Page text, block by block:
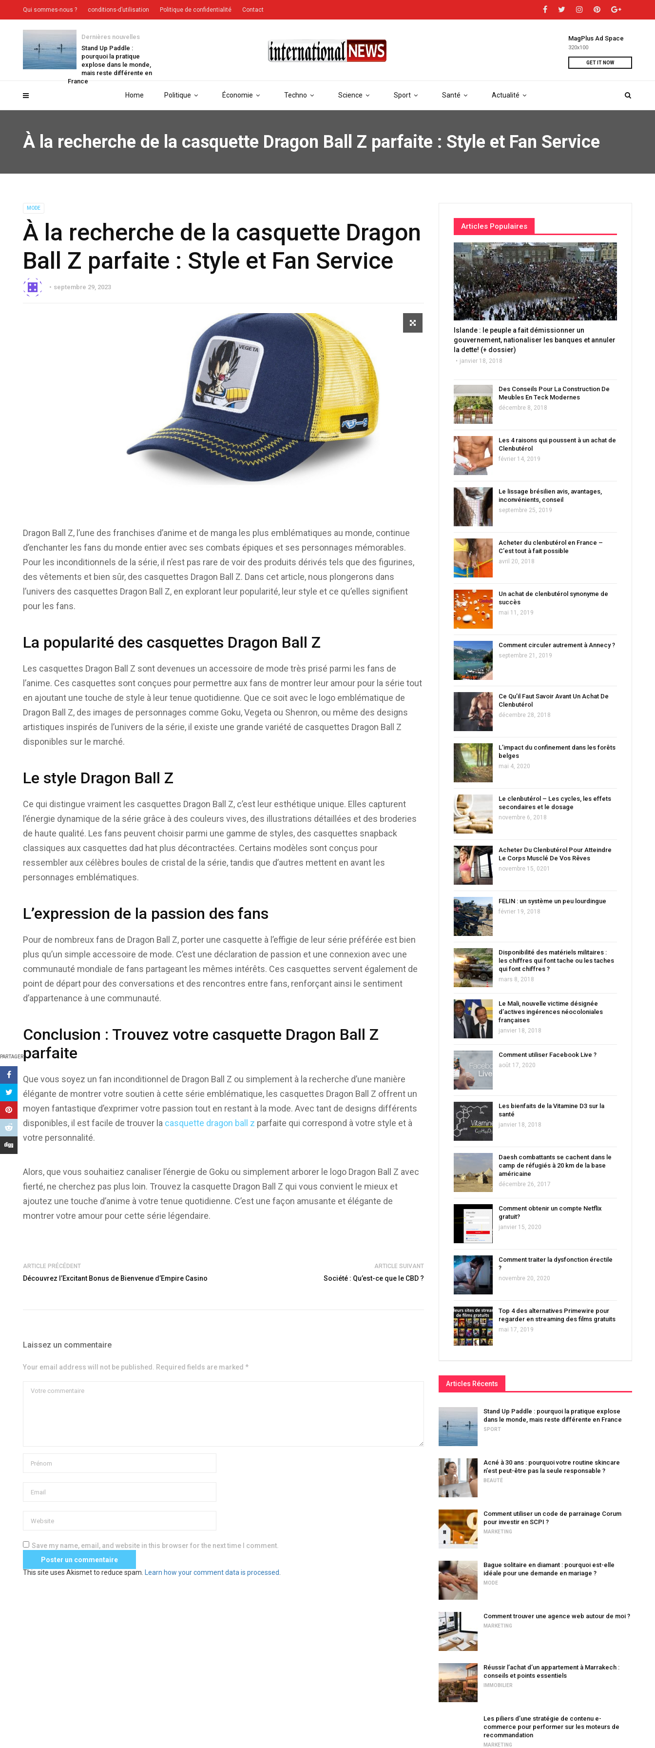
Home Politique Économie Techno Science Sport Santé Actualité
MagPlus Ad Space
320x100
GET IT NOW
Dernières nouvelles
Stand Up Paddle :
pourquoi la pratique
explose dans le monde,
mais reste différente en
France
Qui sommes-nous ? conditions-d’utilisation Politique de confidentialité Contact
À la recherche de la casquette Dragon Ball Z parfaite : Style et Fan Service
MODE
À la recherche de la casquette Dragon
Ball Z parfaite : Style et Fan Service
septembre 29, 2023
PARTAGER
Dragon Ball Z, l’une des franchises d’anime et de manga les plus emblématiques au monde, continue
d’enchanter les fans du monde entier avec ses combats épiques et ses personnages mémorables.
Pour les inconditionnels de la série, il n’est pas rare de voir des produits dérivés tels que des figurines,
des vêtements et bien sûr, des casquettes Dragon Ball Z. Dans cet article, nous plongerons dans
l’univers des casquettes Dragon Ball Z, en explorant leur popularité, leur style et ce qu’elles signifient
pour les fans.
La popularité des casquettes Dragon Ball Z
Les casquettes Dragon Ball Z sont devenues un accessoire de mode très prisé parmi les fans de
l’anime. Ces casquettes sont conçues pour permettre aux fans de montrer leur amour pour la série tout
en ajoutant une touche de style à leur tenue quotidienne. Que ce soit avec le logo emblématique de
Dragon Ball Z, des images de personnages comme Goku, Vegeta ou Shenron, ou même des designs
artistiques inspirés de l’univers de la série, il existe une grande variété de casquettes Dragon Ball Z
disponibles sur le marché.
Le style Dragon Ball Z
Ce qui distingue vraiment les casquettes Dragon Ball Z, c’est leur esthétique unique. Elles capturent
l’énergie dynamique de la série grâce à des couleurs vives, des illustrations détaillées et des broderies
de haute qualité. Les fans peuvent choisir parmi une gamme de styles, des casquettes snapback
classiques aux casquettes dad hat plus décontractées. Certains modèles sont conçus pour
ressembler aux célèbres boules de cristal de la série, tandis que d’autres mettent en avant les
personnages emblématiques.
L’expression de la passion des fans
Pour de nombreux fans de Dragon Ball Z, porter une casquette à l’effigie de leur série préférée est bien
plus qu’un simple accessoire de mode. C’est une déclaration de passion et une connexion avec une
communauté mondiale de fans partageant les mêmes intérêts. Ces casquettes servent également de
point de départ pour des conversations et des rencontres entre fans, renforçant ainsi le sentiment
d’appartenance à une communauté.
Conclusion : Trouvez votre casquette Dragon Ball Z
parfaite
Que vous soyez un fan inconditionnel de Dragon Ball Z ou simplement à la recherche d’une manière
élégante de montrer votre soutien à cette série emblématique, les casquettes Dragon Ball Z offrent un
moyen fantastique d’exprimer votre passion tout en restant à la mode. Avec tant de designs différents
disponibles, il est facile de trouver la casquette dragon ball z parfaite qui correspond à votre style et à
votre personnalité.
Alors, que vous souhaitiez canaliser l’énergie de Goku ou simplement arborer le logo Dragon Ball Z avec
fierté, ne cherchez pas plus loin. Trouvez la casquette Dragon Ball Z qui vous convient le mieux et
ajoutez une touche d’anime à votre tenue quotidienne. C’est une façon amusante et élégante de
montrer votre amour pour cette série légendaire.
ARTICLE PRÉCÉDENT
Découvrez l’Excitant Bonus de Bienvenue d’Empire Casino
ARTICLE SUIVANT
Société : Qu’est-ce que le CBD ?
Laissez un commentaire
Your email address will not be published. Required fields are marked *
Save my name, email, and website in this browser for the next time I comment.
This site uses Akismet to reduce spam. Learn how your comment data is processed
Articles Populaires
Islande : le peuple a fait démissionner un
gouvernement, nationaliser les banques et annuler
la dette! (+ dossier)
janvier 18, 2018
Des Conseils Pour La Construction De
Meubles En Teck Modernes
décembre 8, 2018
Les 4 raisons qui poussent à un achat de
Clenbutérol
février 14, 2019
Le lissage brésilien avis, avantages,
inconvénients, conseil
septembre 25, 2019
Acheter du clenbutérol en France –
C’est tout à fait possible
avril 20, 2018
Un achat de clenbutérol synonyme de
succès
mai 11, 2019
Comment circuler autrement à Annecy ?
septembre 21, 2019
Ce Qu’il Faut Savoir Avant Un Achat De
Clenbutérol
décembre 28, 2018
L’impact du confinement dans les forêts
belges
mai 4, 2020
Le clenbutérol – Les cycles, les effets
secondaires et le dosage
novembre 6, 2018
Acheter Du Clenbutérol Pour Atteindre
Le Corps Musclé De Vos Rêves
novembre 15, 0201
FELIN : un système un peu lourdingue
février 19, 2018
Disponibilité des matériels militaires :
les chiffres qui font tache ou les taches
qui font chiffres ?
mars 8, 2018
Le Mali, nouvelle victime désignée
d’actives ingérences néocoloniales
françaises
janvier 18, 2018
Comment utiliser Facebook Live ?
août 17, 2020
Les bienfaits de la Vitamine D3 sur la
santé
janvier 18, 2018
Daesh combattants se cachent dans le
camp de réfugiés à 20 km de la base
américaine
décembre 26, 2017
Comment obtenir un compte Netflix
gratuit?
janvier 15, 2020
Comment traiter la dysfonction érectile
?
novembre 20, 2020
Top 4 des alternatives Primewire pour
regarder en streaming des films gratuits
mai 17, 2019
Articles Récents
Stand Up Paddle : pourquoi la pratique explose
dans le monde, mais reste différente en France
SPORT
Acné à 30 ans : pourquoi votre routine skincare
n’est peut-être pas la seule responsable ?
BEAUTÉ
Comment utiliser un code de parrainage Corum
pour investir en SCPI ?
MARKETING
Bague solitaire en diamant : pourquoi est-elle
idéale pour une demande en mariage ?
MODE
Comment trouver une agence web autour de moi ?
MARKETING
Réussir l’achat d’un appartement à Marrakech :
conseils et points essentiels
IMMOBILIER
Les piliers d’une stratégie de contenu e-
commerce pour performer sur les moteurs de
recommandation
MARKETING